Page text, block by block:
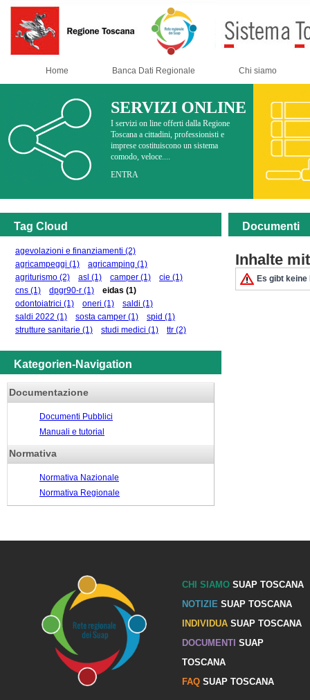
Home Banca Dati Regionale Chi siamo
SERVIZI ONLINE
I servizi on line offerti dalla Regione
Toscana a cittadini, professionisti e
imprese costituiscono un sistema
comodo, veloce....
ENTRA
Tag Cloud
agevolazioni e finanziamenti (2)
agricampeggi (1) agricamping (1)
agriturismo (2) asl (1) camper (1) cie (1)
cns (1) dpgr90-r (1) eidas (1)
odontoiatrici (1) oneri (1) saldi (1)
saldi 2022 (1) sosta camper (1) spid (1)
strutture sanitarie (1) studi medici (1) ttr (2)
Kategorien-Navigation
Documentazione
Documenti Pubblici
Manuali e tutorial
Normativa
Normativa Nazionale
Normativa Regionale
Documenti
Inhalte
Es gibt
CHI SIAMOSUAP TOSCANA
NOTIZIE SUAP TOSCANA
INDIVIDUASUAP TOSCANA
DOCUMENTI SUAP
TOSCANA
FAQSUAP TOSCANA